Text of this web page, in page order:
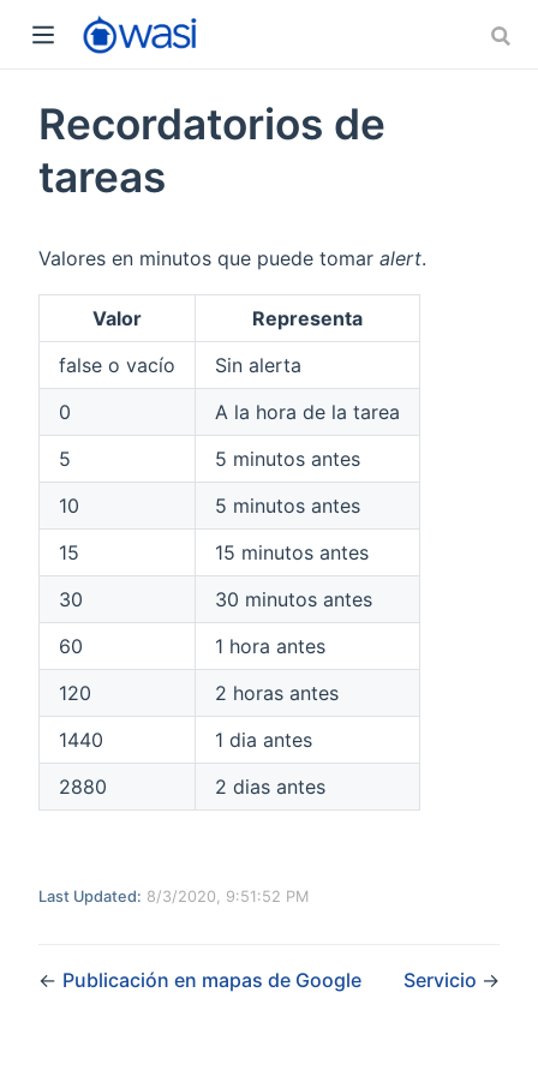
Recordatorios de
tareas
Valores en minutos que puede tomar alert.
Valor
Representa
false o vacío
Sin alerta
0
A la hora de la tarea
5
5 minutos antes
10
5 minutos antes
15
15 minutos antes
30
30 minutos antes
60
1 hora antes
120
2 horas antes
1440
1 dia antes
2880
2 dias antes
Last Updated: 8/3/2020, 9:51:52 PM
← Publicación en mapas de Google Servicio →